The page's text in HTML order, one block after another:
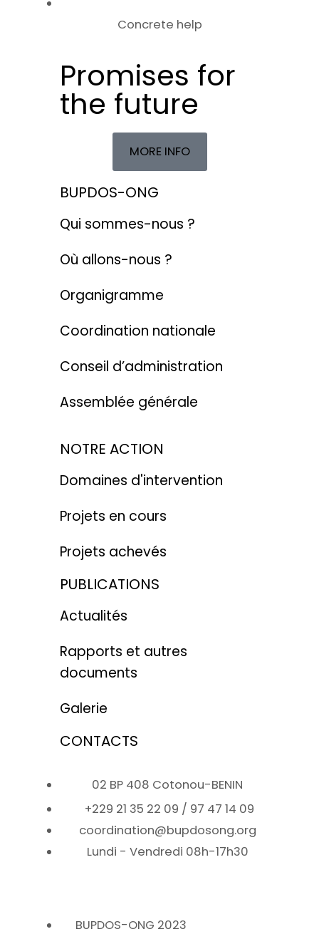
Concrete help
Promises for
the future
MORE INFO
BUPDOS-ONG
Qui sommes-nous ?
Où allons-nous ?
Organigramme
Coordination nationale
Conseil d’administration
Assemblée générale
NOTRE ACTION
Domaines d'intervention
Projets en cours
Projets achevés
PUBLICATIONS
Actualités
Rapports et autres
documents
Galerie
CONTACTS
02 BP 408 Cotonou-BENIN
+229 21 35 22 09 / 97 47 14 09
coordination@bupdosong.org
Lundi - Vendredi 08h-17h30
BUPDOS-ONG 2023